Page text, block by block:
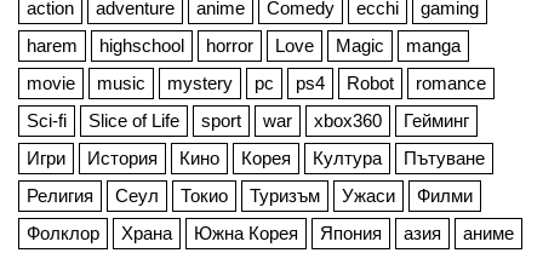
action adventure anime Comedy ecchi
gaming
harem
highschool horror Love Magic
manga
movie
music mystery pc ps4 Robot
romance
Sci-fi
Slice of Life sport war xbox360
Гейминг
Игри
История Кино Корея Култура
Пътуване
Религия
Сеул Токио Туризъм Ужаси
Филми
Фолклор
Храна Южна Корея Япония азия аниме